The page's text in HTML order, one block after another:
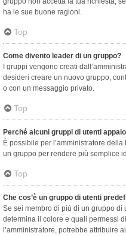
ha le sue buone ragioni.
Top
Come divento leader di un gruppo?
I gruppi vengono creati
desideri creare un nuovo gruppo,
o con un messaggio privato.
Top
Perché alcuni gruppi di utenti
È possibile per l’amministratore
un gruppo per rendere più semplice
Top
Che cos’è un gruppo di utenti
Se sei membro di più di un gruppo
determina il colore e quali permessi
l’amministratore, potrebbe attribuire